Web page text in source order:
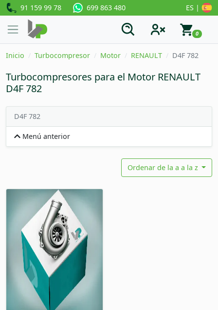
91 159 99 78 699 863 480 ES |
0
Inicio Turbocompresor Motor RENAULT D4F 782
Turbocompresores para el Motor RENAULT
D4F 782
D4F 782
Menú anterior
Ordenar de la a a la z